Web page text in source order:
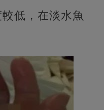
低，在淡水魚